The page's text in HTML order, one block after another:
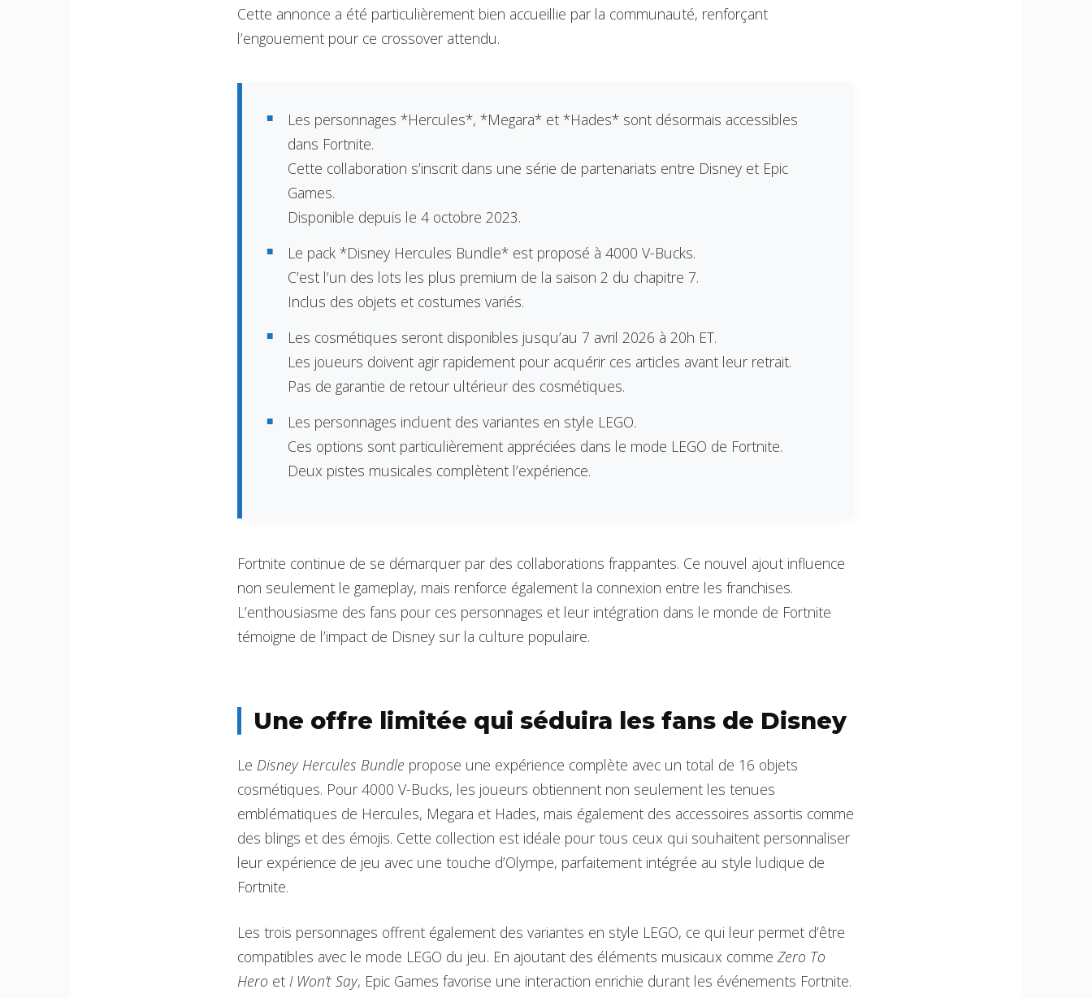
Cette annonce a été particulièrement bien accueillie par la communauté, renforçant
l’engouement pour ce crossover attendu.
Les personnages *Hercules*, *Megara* et *Hades* sont désormais accessibles
dans Fortnite.
Cette collaboration s’inscrit dans une série de partenariats entre Disney et Epic
Games.
Disponible depuis le 4 octobre 2023.
Le pack *Disney Hercules Bundle* est proposé à 4000 V-Bucks.
C’est l’un des lots les plus premium de la saison 2 du chapitre 7.
Inclus des objets et costumes variés.
Les cosmétiques seront disponibles jusqu’au 7 avril 2026 à 20h ET.
Les joueurs doivent agir rapidement pour acquérir ces articles avant leur retrait.
Pas de garantie de retour ultérieur des cosmétiques.
Les personnages incluent des variantes en style LEGO.
Ces options sont particulièrement appréciées dans le mode LEGO de Fortnite.
Deux pistes musicales complètent l’expérience.
Fortnite continue de se démarquer par des collaborations frappantes. Ce nouvel ajout influence
non seulement le gameplay, mais renforce également la connexion entre les franchises.
L’enthousiasme des fans pour ces personnages et leur intégration dans le monde de Fortnite
témoigne de l’impact de Disney sur la culture populaire.
Une offre limitée qui séduira les fans de Disney
Le Disney Hercules Bundle propose une expérience complète avec un total de 16 objets
cosmétiques. Pour 4000 V-Bucks, les joueurs obtiennent non seulement les tenues
emblématiques de Hercules, Megara et Hades, mais également des accessoires assortis comme
des blings et des émojis. Cette collection est idéale pour tous ceux qui souhaitent personnaliser
leur expérience de jeu avec une touche d’Olympe, parfaitement intégrée au style ludique de
Fortnite.
Les trois personnages offrent également des variantes en style LEGO, ce qui leur permet d’être
compatibles avec le mode LEGO du jeu. En ajoutant des éléments musicaux comme Zero To
Hero et I Won’t Say, Epic Games favorise une interaction enrichie durant les événements Fortnite.